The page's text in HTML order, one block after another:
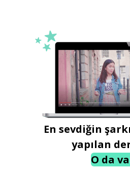
En sevdiğin
yapılan
O da